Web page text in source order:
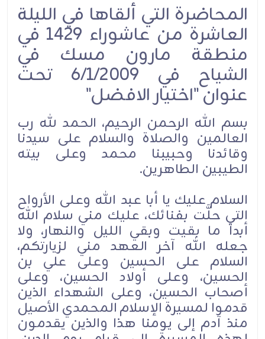
المحاضرة التي ألقاها في الليلة
العاشرة من عاشوراء 1429 في
منطقة مارون مسك في
الشياح في 6/1/2009 تحت
عنوان "اختيار الافضل"
بسم الله الرحمن الرحيم، الحمد لله رب
العالمين والصلاة والسلام على سيدنا
وقائدنا وحبيبنا محمد وعلى بيته
الطيبين الطاهرين.
السلام عليك يا أبا عبد الله وعلى الأرواح
التي حلَّت بفنائك، عليك مني سلام الله
أبداً ما بقيت وبقي الليل والنهار، ولا
جعله الله آخر العهد مني لزيارتكم،
السلام على الحسين وعلى علي بن
الحسين، وعلى أولاد الحسين، وعلى
أصحاب الحسين، وعلى الشهداء الذين
قدموا لمسيرة الإسلام المحمدي الأصيل
منذ آدم إلى يومنا هذا والذين يقدمون